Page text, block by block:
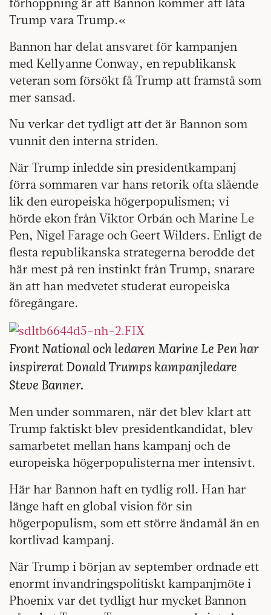
Trump vara Trump.«
Bannon har delat ansvaret för kampanjen
med Kellyanne Conway, en republikansk
veteran som försökt få Trump att framstå som
mer sansad.
Nu verkar det tydligt att det är Bannon som
vunnit den interna striden.
När Trump inledde sin presidentkampanj
förra sommaren var hans retorik ofta slående
lik den europeiska högerpopulismen; vi
hörde ekon från Viktor Orbán och Marine Le
Pen, Nigel Farage och Geert Wilders. Enligt de
flesta republikanska strategerna berodde det
här mest på ren instinkt från Trump, snarare
än att han medvetet studerat europeiska
föregångare.
Front National ochledaren Marine Le Pen har
inspirerat Donald Trumps kampanjledare
Steve Banner.
Men under sommaren, när det blev klart att
Trump faktiskt blev presidentkandidat, blev
samarbetet mellan hans kampanj och de
europeiska högerpopulisterna mer intensivt.
Här har Bannon haft en tydlig roll. Han har
länge haft en global vision för sin
högerpopulism, som ett större ändamål än en
kortlivad kampanj.
När Trump i början av september ordnade ett
enormt invandringspolitiskt kampanjmöte i
Phoenix var det tydligt hur mycket Bannon